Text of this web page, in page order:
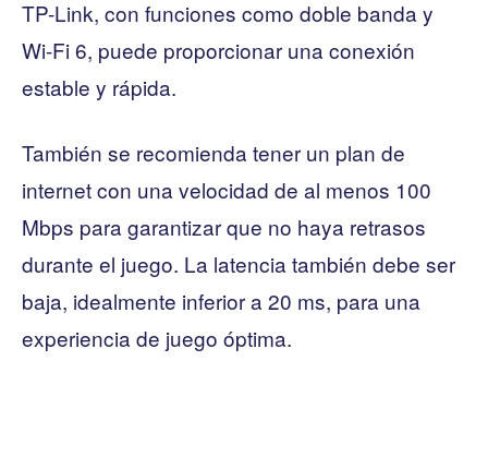
TP-Link, con funciones como doble banda y
Wi-Fi 6, puede proporcionar una conexión
estable y rápida.
También se recomienda tener un plan de
internet con una velocidad de al menos 100
Mbps para garantizar que no haya retrasos
durante el juego. La latencia también debe ser
baja, idealmente inferior a 20 ms, para una
experiencia de juego óptima.